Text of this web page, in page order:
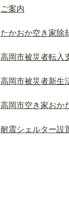
ご案内
たかおか空き家除
高岡市被災者転入
高岡市被災者新生
高岡市空き家おか
耐震シェルター設